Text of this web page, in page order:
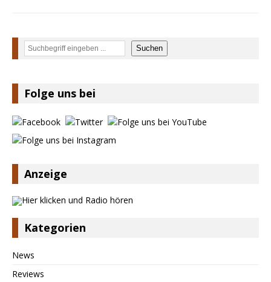
Suchen Suchen
Folge uns bei
Anzeige
Kategorien
News
Reviews